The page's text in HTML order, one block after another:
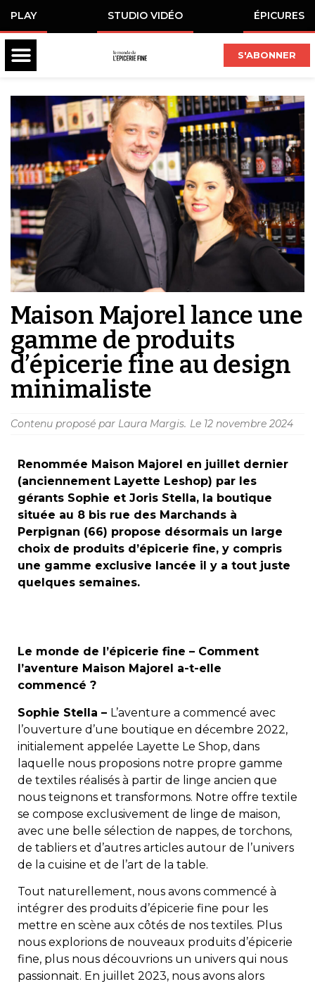
PLAY STUDIO VIDÉO ÉPICURES
S'ABONNER
Maison Majorel lance une
gamme de produits
d’épicerie fine au design
minimaliste
Contenu proposé par Laura Margis. Le 12 novembre 2024
Renommée Maison Majorel en juillet dernier
(anciennement Layette Leshop) par les
gérants Sophie et Joris Stella, la boutique
située au 8 bis rue des Marchands à
Perpignan (66) propose désormais un large
choix de produits d’épicerie fine, y compris
une gamme exclusive lancée il y a tout juste
quelques semaines.
Le monde de l’épicerie fine – Comment
l’aventure Maison Majorel a-t-elle
commencé ?
Sophie Stella – L’aventure a commencé avec
l’ouverture d’une boutique en décembre 2022,
initialement appelée Layette Le Shop, dans
laquelle nous proposions notre propre gamme
de textiles réalisés à partir de linge ancien que
nous teignons et transformons. Notre offre textile
se compose exclusivement de linge de maison,
avec une belle sélection de nappes, de torchons,
de tabliers et d’autres articles autour de l’univers
de la cuisine et de l’art de la table.
Tout naturellement, nous avons commencé à
intégrer des produits d’épicerie fine pour les
mettre en scène aux côtés de nos textiles. Plus
nous explorions de nouveaux produits d’épicerie
fine, plus nous découvrions un univers qui nous
passionnait. En juillet 2023, nous avons alors